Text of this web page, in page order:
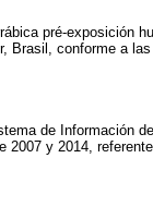
pré-exposición
Brasil, conforme a
de Información de
2007 y 2014,